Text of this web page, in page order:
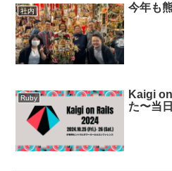
社内 今年も
Ruby
Kaigi
た〜当